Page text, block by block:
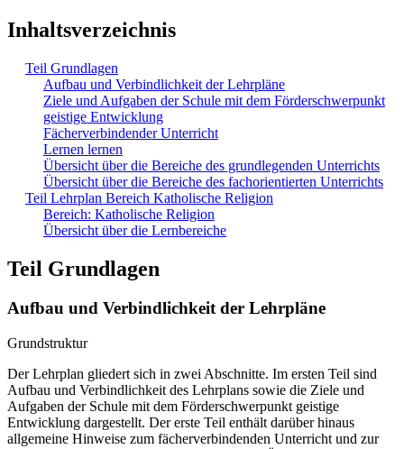
Inhaltsverzeichnis
Teil Grundlagen
Aufbau und Verbindlichkeit der Lehrpläne
Ziele und Aufgaben der Schule mit dem Förderschwerpunkt
geistige Entwicklung
Fächerverbindender Unterricht
Lernen lernen
Übersicht über die Bereiche des grundlegenden Unterrichts
Übersicht über die Bereiche des fachorientierten Unterrichts
Teil Lehrplan Bereich Katholische Religion
Bereich: Katholische Religion
Übersicht über die Lernbereiche
Teil Grundlagen
Aufbau und Verbindlichkeit der Lehrpläne
Grundstruktur
Der Lehrplan gliedert sich in zwei Abschnitte. Im ersten Teil sind
Aufbau und Verbindlichkeit des Lehrplans sowie die Ziele und
Aufgaben der Schule mit dem Förderschwerpunkt geistige
Entwicklung dargestellt. Der erste Teil enthält darüber hinaus
allgemeine Hinweise zum fächerverbindenden Unterricht und zur